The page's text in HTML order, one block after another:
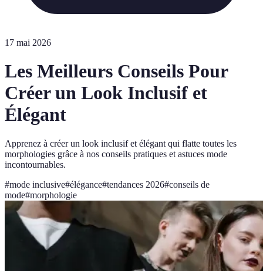
17 mai 2026
Les Meilleurs Conseils Pour
Créer un Look Inclusif et
Élégant
Apprenez à créer un look inclusif et élégant qui flatte toutes les
morphologies grâce à nos conseils pratiques et astuces mode
incontournables.
#mode inclusive#élégance#tendances 2026#conseils de
mode#morphologie